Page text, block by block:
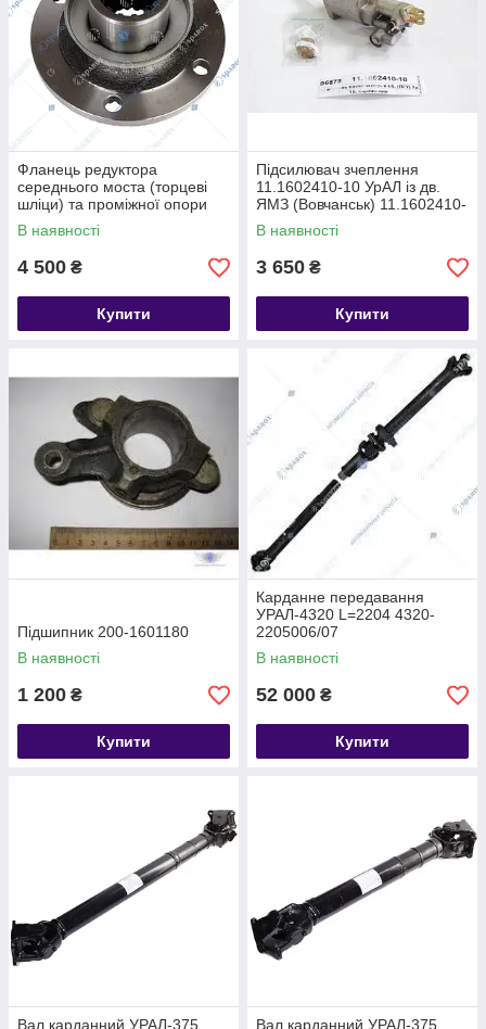
Фланець редуктора
середнього моста (торцеві
шліци) та проміжної опори
УРАЛ 6361ЯХ-2502134
В наявності
4 500 ₴
Купити
Підсилювач зчеплення
11.1602410-10 УрАЛ із дв.
ЯМЗ (Вовчанськ) 11.1602410-
10
В наявності
3 650 ₴
Купити
Підшипник 200-1601180
В наявності
1 200 ₴
Купити
Карданне передавання
УРАЛ-4320 L=2204 4320-
2205006/07
В наявності
52 000 ₴
Купити
Вал карданний УРАЛ-375
Вал карданний УРАЛ-375